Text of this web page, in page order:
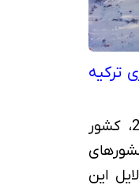
ترکیه
بر اساس آمار رسمی سال 2018، کشور
این